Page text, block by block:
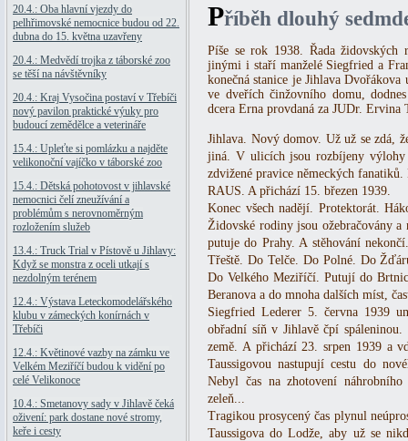
20.4.: Oba hlavní vjezdy do
pelhřimovské nemocnice budou od 22.
dubna do 15. května uzavřeny
20.4.: Medvědí trojka z táborské zoo
se těší na návštěvníky
20.4.: Kraj Vysočina postaví v Třebíči
nový pavilon praktické výuky pro
budoucí zemědělce a veterináře
15.4.: Upleťte si pomlázku a najděte
velikonoční vajíčko v táborské zoo
15.4.: Dětská pohotovost v jihlavské
nemocnici čelí zneužívání a
problémům s nerovnoměrným
rozložením služeb
13.4.: Truck Trial v Pístově u Jihlavy:
Když se monstra z oceli utkají s
nezdolným terénem
12.4.: Výstava Leteckomodelářského
klubu v zámeckých konírnách v
Třebíči
12.4.: Květinové vazby na zámku ve
Velkém Meziříčí budou k vidění po
celé Velikonoce
10.4.: Smetanovy sady v Jihlavě čeká
oživení: park dostane nové stromy,
keře i cesty
Příběh dlouhý
Píše se rok 1938. Řada
jinými i staří manželé Siegfried a
konečná stanice je Jihlava
ve dveřích činžovního domu,
dcera Erna provdaná za JUDr. Ervina
Jihlava. Nový domov. Už už se zdá,
jiná. V ulicích jsou rozbíjeny výlohy
zdvižené pravice německých
RAUS. A přichází 15. březen 1939.
Konec všech nadějí. Protektorát.
Židovské rodiny jsou ožebračovány
putuje do Prahy. A stěhování
Třeště. Do Telče. Do Polné. Do
Do Velkého Meziříčí. Putují do
Beranova a do mnoha dalších míst,
Siegfried Lederer 5. června 1939
obřadní síň v Jihlavě čpí
země. A přichází 23. srpen 1939 a
Taussigovou nastupují cestu do
Nebyl čas na zhotovení
zeleň...
Tragikou prosycený čas plynul
Taussigova do Lodže, aby už se